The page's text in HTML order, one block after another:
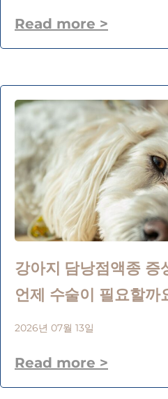
Read more >
강아지 담낭점액종 증
언제 수술이 필요할까
2026년 07월 13일
Read more >